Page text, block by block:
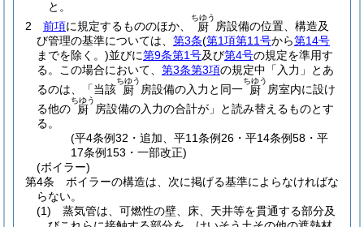
と。
2
前項に規定するもののほか、 厨
ちゆう
房設備の位置、構造及
び管理の基準については、 第3条(第1項第11号から第14号
までを除く。)並びに第9条第1号及び第4号の規定を準用す
る。
この場合において、 第3条第3項の規定中「入力」とあ
るのは、「当該
厨
ちゆう
房設備の入力と同一 厨
ちゆう
房室内に設け
る他の
厨
ちゆう
房設備の入力の合計が」と読み替えるものとす
る。
(平4条例32・追加、平11条例26・平14条例58・平
17条例153・一部改正)
(ボイラー)
第4条
ボイラーの構造は、次に掲げる基準によらなければな
らない。
(1)
蒸気管は、可燃性の壁、床、天井等を貫通する部分及